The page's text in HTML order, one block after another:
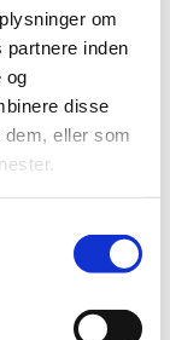
om
inden
og
disse
eller som